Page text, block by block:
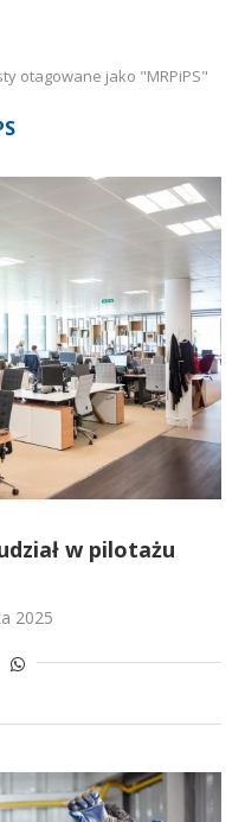
otagowane jako "MRPiPS"
w pilotażu
2025